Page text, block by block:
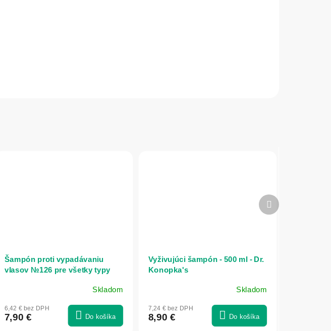
Šampón proti vypadávaniu
vlasov №126 pre všetky typy
Skladom
6,42 € bez DPH
7,90 € Do košíka
Vyživujúci šampón - 500 ml - Dr.
Konopka's
Skladom
7,24 € bez DPH
8,90 € Do košíka
Ďalší
produkt